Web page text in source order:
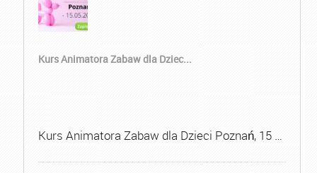
Kurs Animatora Zabaw dla Dziec...
Kurs Animatora Zabaw dla Dzieci Poznań, 15 …